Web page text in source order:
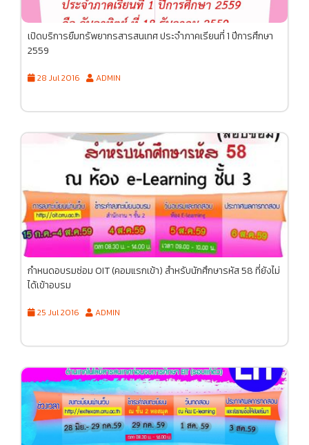
เปิดบริการยืมทรัพยากรสารสนเทศ ประจำภาคเรียนที่ 1 ปีการศึกษา
2559
28 Jul 2016 ADMIN
กำหนดอบรมซ่อม OIT (คอมแรกเข้า) สำหรับนักศึกษารหัส 58 ที่ยังไม่
ได้เข้าอบรม
25 Jul 2016 ADMIN